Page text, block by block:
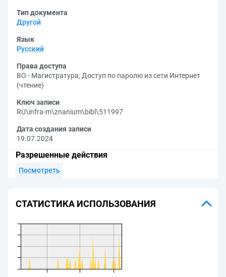
Тип документа
Другой
Язык
Русский
Права доступа
ВО - Магистратура; Доступ по паролю из сети Интернет
(чтение)
Ключ записи
RU\infra-m\znanium\bibl\511997
Дата создания записи
19.07.2024
Разрешенные действия
Посмотреть
СТАТИСТИКА ИСПОЛЬЗОВАНИЯ